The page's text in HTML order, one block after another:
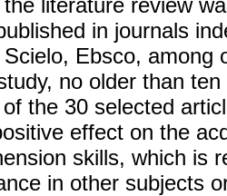
in journals
Ebsco, among
no older than
the 30 selected
effect on the
skills, which is
in other subjects